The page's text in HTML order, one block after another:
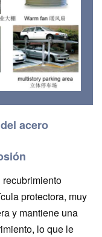
acero
protectora, muy
y mantiene una
lo que le